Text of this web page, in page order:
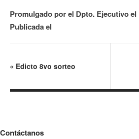
Promulgado por el Dpto. Ejecutivo el
Publicada el
« Edicto 8vo sorteo
Contáctanos